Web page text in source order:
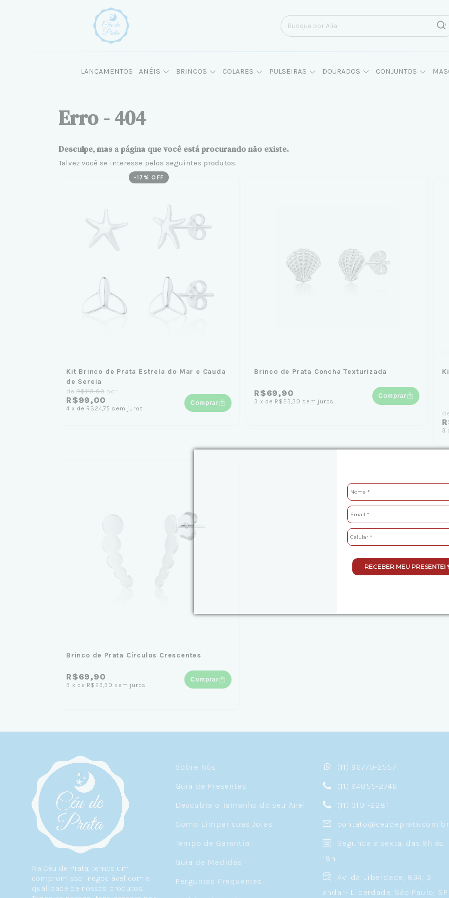
RECEBER MEU PRESENTE!
LANÇAMENTOS ANÉIS BRINCOS COLARES PULSEIRAS DOURADOS CONJUNTOS
Erro - 404
Desculpe, mas a página que você está procurando não existe.
Talvez você se interesse pelos seguintes produtos.
-17 % OFF
Kit Brinco de Prata Estrela do Mar e Cauda
de Sereia
deR$119,90 por
R$99,00
4 x de R$24,75 sem juros
Comprar
Brinco de Prata Concha Texturizada
R$69,90
3 x de R$23,30 sem juros
Comprar
3
Brinco de Prata Círculos Crescentes
R$69,90
3 x de R$23,30 sem juros
Comprar
Na Céu de Prata, temos um
compromisso inegociável com a
qualidade de nossos produtos.
Sobre Nós
Guia de Presentes
Descubra o Tamanho do seu Anel
Como Limpar suas Joias
Tempo de Garantia
Guia de Medidas
Perguntas Frequentes
(11) 96770-2557
(11) 94855-2746
(11) 3101-2281
contato@ceudeprata.com.br
Segunda à sexta, das 9h às
18h
Av. da Liberdade, 834, 3
andar- Liberdade, São Paulo, SP